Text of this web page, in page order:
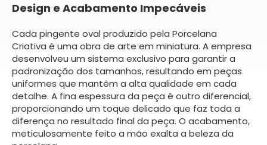
Design e Acabamento Impecáveis
Cada pingente oval produzido pela Porcelana
Criativa é uma obra de arte em miniatura. A empresa
desenvolveu um sistema exclusivo para garantir a
padronização dos tamanhos, resultando em peças
uniformes que mantêm a alta qualidade em cada
detalhe. A fina espessura da peça é outro diferencial,
proporcionando um toque delicado que faz toda a
diferença no resultado final da peça. O acabamento,
meticulosamente feito a mão exalta a beleza da